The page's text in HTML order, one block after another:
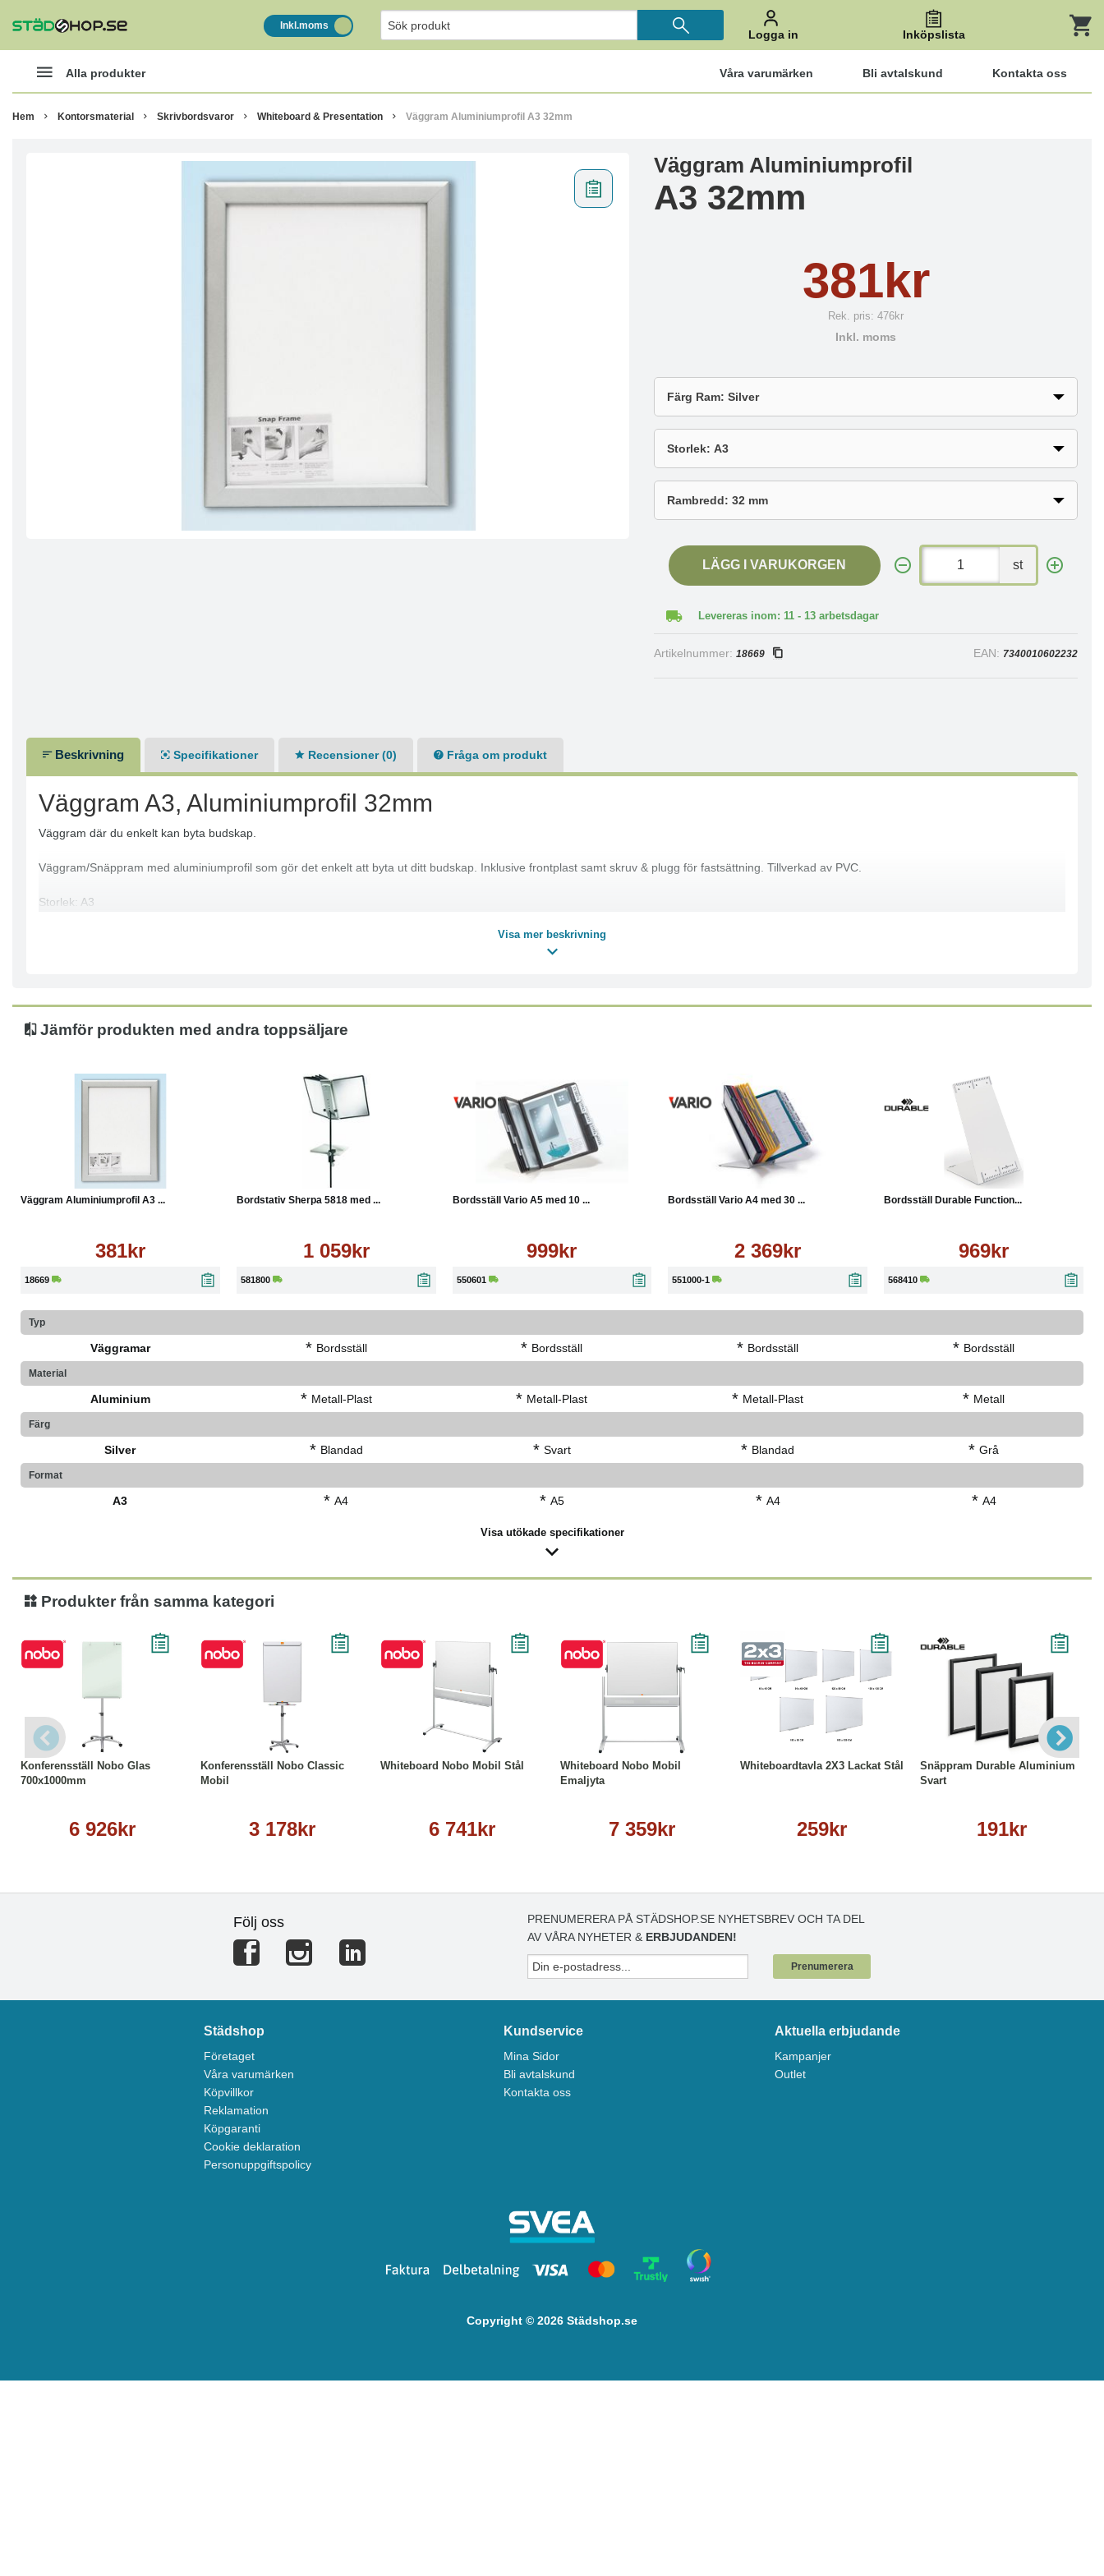
Inkl.moms
Logga in Inköpslista
Alla produkter Våra varumärken Bli avtalskund Kontakta oss
Hem Kontorsmaterial Skrivbordsvaror Whiteboard & Presentation Väggram Aluminiumprofil A3 32mm
Väggram Aluminiumprofil
A3 32mm
381kr
Rek. pris:476kr
Inkl. moms
LÄGG I VARUKORGEN st
Levereras inom: 11 - 13 arbetsdagar
Artikelnummer:18669 EAN: 7340010602232
Beskrivning Specifikationer Recensioner (0) Fråga om produkt
Väggram A3, Aluminiumprofil 32mm
Väggram där du enkelt kan byta budskap.
Väggram/Snäppram med aluminiumprofil som gör det enkelt att byta ut ditt budskap. Inklusive frontplast samt skruv & plugg för fastsättning. Tillverkad av PVC.
Storlek: A3
Visa mer beskrivning
Jämför produkten med andra toppsäljare
Väggram Aluminiumprofil A3 ...
381kr
18669
Bordstativ Sherpa 5818 med ...
1 059kr
581800
Bordsställ Vario A5 med 10 ...
999kr
550601
Köp Läs mer
Bordsställ Vario A4 med 30 ...
2 369kr
551000-1
Köp
Bordsställ Durable Function...
969kr
568410
Läs mer
Typ
Väggramar * Bordsställ * Bordsställ * Bordsställ * Bordsställ
Material
Aluminium * Metall-Plast * Metall-Plast * Metall-Plast * Metall
Färg
Silver * Blandad * Svart * Blandad * Grå
Format
A3 * A4 * A5 * A4 * A4
Visa utökade specifikationer
Produkter från samma kategori
Konferensställ Nobo Glas
700x1000mm
6 926kr
Köp
Konferensställ Nobo Classic
Mobil
3 178kr
Whiteboard Nobo Mobil Stål
6 741kr
Läs mer
Whiteboard Nobo Mobil
Emaljyta
7 359kr
Whiteboardtavla 2X3 Lackat Stål
259kr
Läs mer
Snäppram Durable Aluminium
Svart
191kr
Läs mer
Följ oss
PRENUMERERA PÅ STÄDSHOP.SE NYHETSBREV OCH TA DEL
AV VÅRA NYHETER & ERBJUDANDEN!
Prenumerera
Städshop
Företaget
Våra varumärken
Köpvillkor
Reklamation
Köpgaranti
Cookie deklaration
Personuppgiftspolicy
Kundservice
Mina Sidor
Bli avtalskund
Kontakta oss
Aktuella erbjudande
Kampanjer
Outlet
Copyright © 2026 Städshop.se